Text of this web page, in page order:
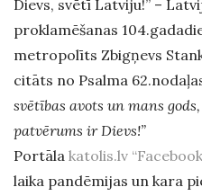
Dievs, svētī Latviju!” –
proklamēšanas
metropolīts Zbigņevs
citāts no Psalma
svētības avots un mans
patvērums ir Dievs!”
Portāla katolis.lv
laika pandēmijas un kara